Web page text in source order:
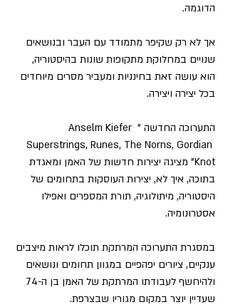
הדוגמה.
אך לא רק שקיפר מתמודד עם העבר ובנושאים
שנויים במחלוקת מתקופות שונות בהיסטוריה,
הוא עושה זאת בחינניות ומעביר מסרים מיוחדים
בכל יצירה ויצירה.
התערוכה החדשה " Anselm Kiefer
Superstrings, Runes, The Norns, Gordian
Knot" מציגה יצירות חדשות של האמן ומאגדת
בתוכה, איך לא, יצירות העוסקות בתחומים של
היסטוריה, מיתולוגיה, תורת המספרים ואפילו
אסטרונומיה.
במסגרת התערוכה המרתקת תוכלו לראות מיצבים
ענקיים, ציורים יפהפיים במגוון תחומים ונושאים
שעדיין יוצר במקום מגוריו שבצרפת.